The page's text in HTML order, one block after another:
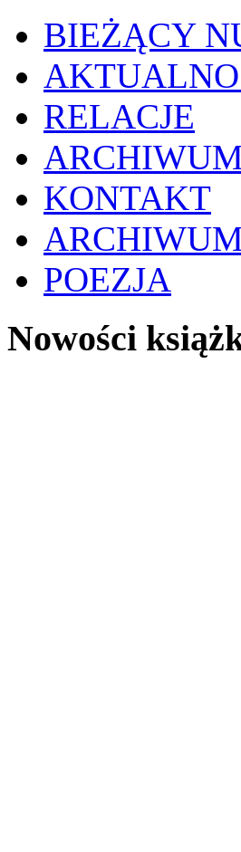
BIEŻĄCY
RELACJE
KONTAKT
POEZJA
Nowości